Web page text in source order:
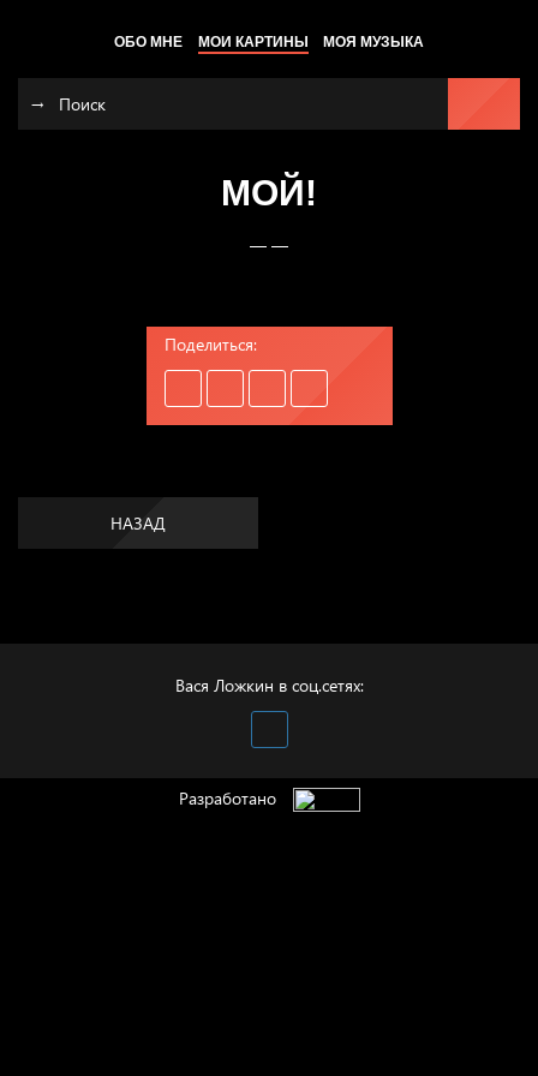
ОБО МНЕ МОИ КАРТИНЫ МОЯ МУЗЫКА
МОЙ!
— —
Поделиться:
НАЗАД
Вася Ложкин в соц.сетях:
Разработано